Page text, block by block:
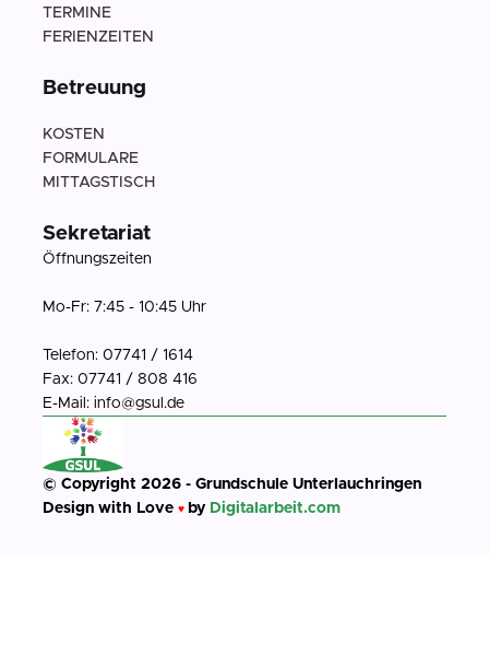
TERMINE
FERIENZEITEN
Betreuung
KOSTEN
FORMULARE
MITTAGSTISCH
Sekretariat
Öffnungszeiten
Mo-Fr: 7:45 - 10:45 Uhr
Telefon: 07741 / 1614
Fax: 07741 / 808 416
E-Mail: info@gsul.de
© Copyright 2026 - Grundschule Unterlauchringen
Design with Love♥ by Digitalarbeit.com